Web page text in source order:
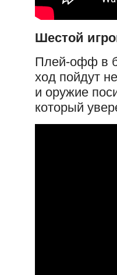
Шестой
Плей-офф в
ход пойдут
и оружие
который